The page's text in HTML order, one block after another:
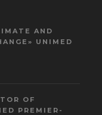
AND
UNIMED
OF
PREMIER-